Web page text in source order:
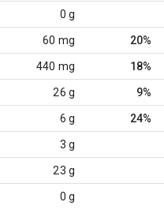
0 g
60 mg 20%
440 mg 18%
26 g 9%
6 g 24%
3 g
23 g
0 g